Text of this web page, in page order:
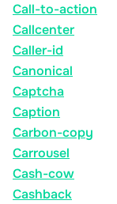
Call-to-action
Callcenter
Caller-id
Canonical
Captcha
Caption
Carbon-copy
Carrousel
Cash-cow
Cashback